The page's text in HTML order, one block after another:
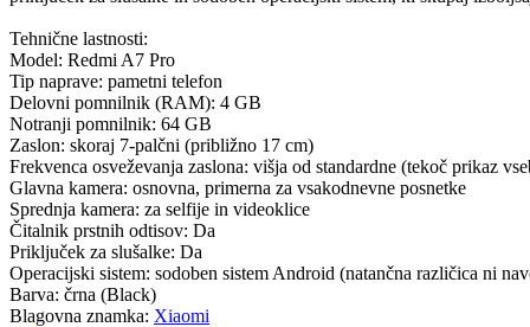
Tehnične lastnosti:
Model: Redmi A7 Pro
Tip naprave: pametni telefon
Delovni pomnilnik (RAM): 4 GB
Notranji pomnilnik: 64 GB
Zaslon: skoraj 7-palčni (približno 17 cm)
Frekvenca osveževanja zaslona: višja od standardne (tekoč prikaz
Glavna kamera: osnovna, primerna za vsakodnevne posnetke
Sprednja kamera: za selfije in videoklice
Čitalnik prstnih odtisov: Da
Priključek za slušalke: Da
Operacijski sistem: sodoben sistem Android (natančna različica ni
Barva: črna (Black)
Blagovna znamka: Xiaomi